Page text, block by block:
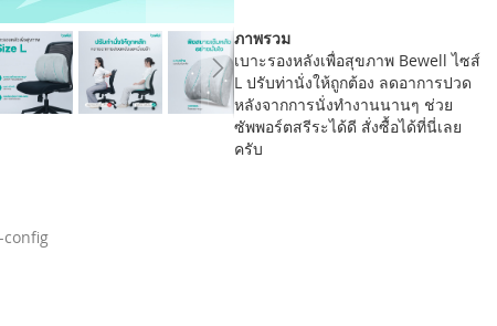
ภาพรวม
เบาะรองหลังเพื่อสุขภาพ Bewell ไซส์
L ปรับท่านั่งให้ถูกต้อง ลดอาการปวด
หลังจากการนั่งทำงานนานๆ ช่วย
ซัพพอร์ตสรีระได้ดี สั่งซื้อได้ที่นี่เลย
ครับ
config